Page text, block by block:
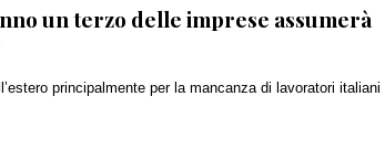
un terzo delle imprese assumerà
principalmente per la mancanza di lavoratori italiani